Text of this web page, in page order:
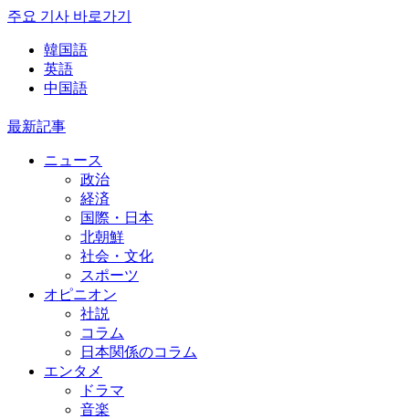
주요 기사 바로가기
韓国語
英語
中国語
最新記事
ニュース
政治
経済
国際・日本
北朝鮮
社会・文化
スポーツ
オピニオン
社説
コラム
日本関係のコラム
エンタメ
ドラマ
音楽